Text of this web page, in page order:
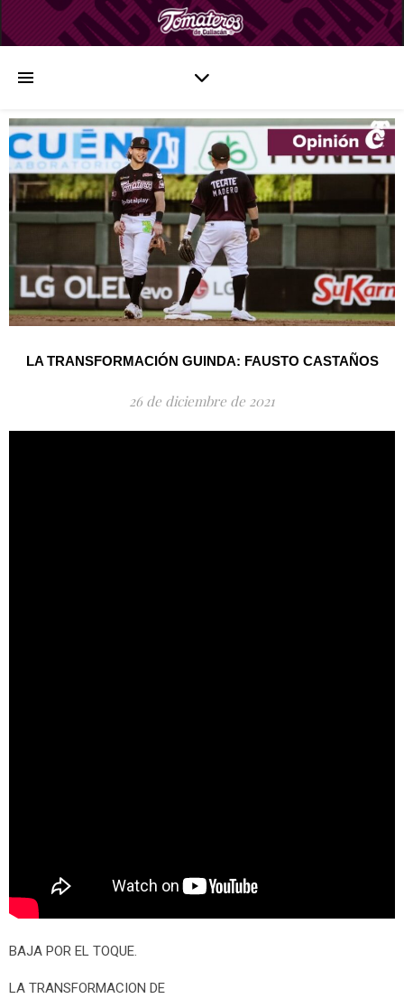
LA TRANSFORMACIÓN GUINDA: FAUSTO CASTAÑOS
26 de diciembre de 2021
BAJA POR EL TOQUE.
LA TRANSFORMACION DE